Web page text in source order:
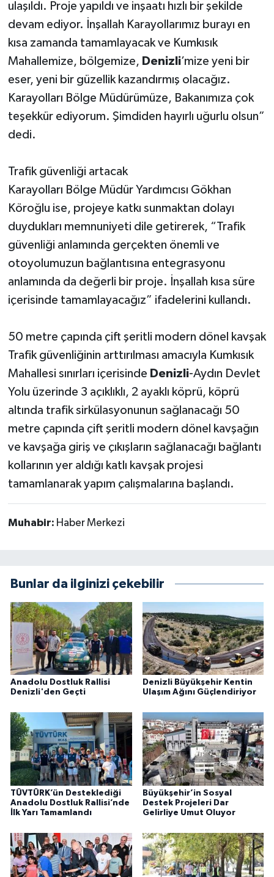
ulaşıldı. Proje yapıldı ve inşaatı hızlı bir şekilde
devam ediyor. İnşallah Karayollarımız burayı en
kısa zamanda tamamlayacak ve Kumkısık
Mahallemize, bölgemize, Denizli’mize yeni bir
eser, yeni bir güzellik kazandırmış olacağız.
Karayolları Bölge Müdürümüze, Bakanımıza çok
teşekkür ediyorum. Şimdiden hayırlı uğurlu olsun”
dedi.
Trafik güvenliği artacak
Karayolları Bölge Müdür Yardımcısı Gökhan
Köroğlu ise, projeye katkı sunmaktan dolayı
duydukları memnuniyeti dile getirerek, “Trafik
güvenliği anlamında gerçekten önemli ve
otoyolumuzun bağlantısına entegrasyonu
anlamında da değerli bir proje. İnşallah kısa süre
içerisinde tamamlayacağız” ifadelerini kullandı.
50 metre çapında çift şeritli modern dönel kavşak
Trafik güvenliğinin arttırılması amacıyla Kumkısık
Mahallesi sınırları içerisinde Denizli-Aydın Devlet
Yolu üzerinde 3 açıklıklı, 2 ayaklı köprü, köprü
altında trafik sirkülasyonunun sağlanacağı 50
metre çapında çift şeritli modern dönel kavşağın
ve kavşağa giriş ve çıkışların sağlanacağı bağlantı
kollarının yer aldığı katlı kavşak projesi
tamamlanarak yapım çalışmalarına başlandı.
Muhabir: Haber Merkezi
Bunlar da ilginizi çekebilir
Anadolu Dostluk Rallisi
Denizli'den Geçti
Denizli Büyükşehir Kentin
Ulaşım Ağını Güçlendiriyor
TÜVTÜRK’ün Desteklediği
Anadolu Dostluk Rallisi’nde
İlk Yarı Tamamlandı
Büyükşehir’in Sosyal
Destek Projeleri Dar
Gelirliye Umut Oluyor